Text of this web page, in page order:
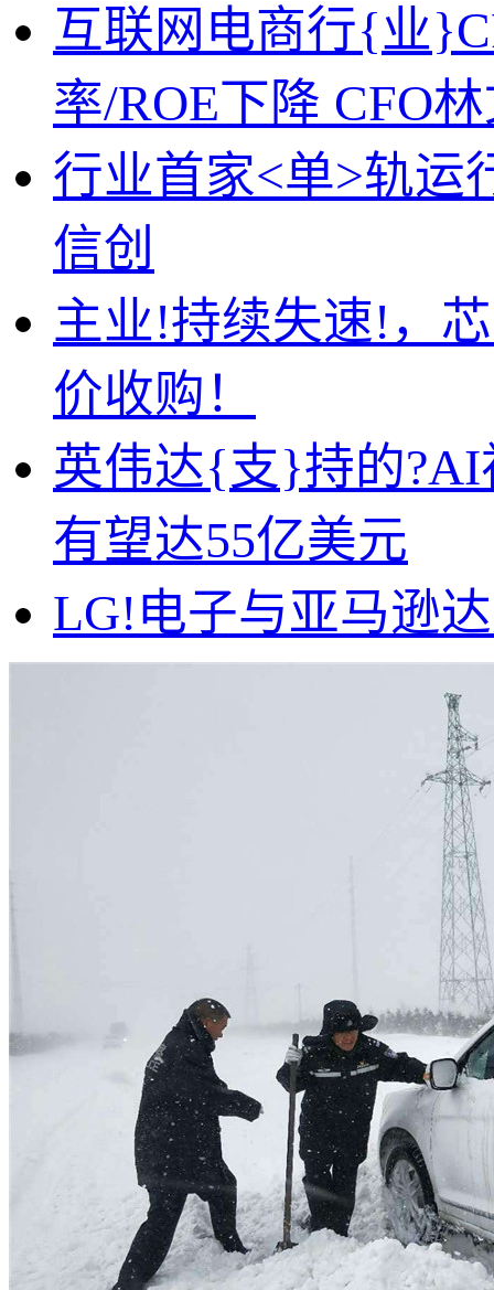
互联网电商行{业
率/ROE下降 CFO
行业首家<单>轨运
信创
主业!持续失速!，
价收购！
英伟达{支}持的?AI
有望达55亿美元
LG!电子与亚马逊